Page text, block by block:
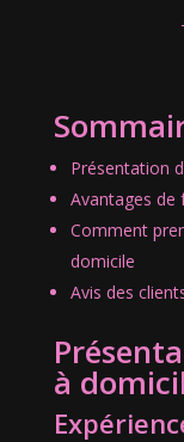
Présentation
Avantages de
Comment
domicile
Avis des
à